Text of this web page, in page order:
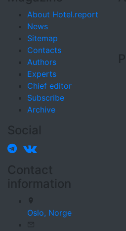
About Hotel.report
News
Sitemap
Contacts
Authors
Experts
Chief editor
Subscribe
Archive
Social
Contact
information
Oslo, Norge